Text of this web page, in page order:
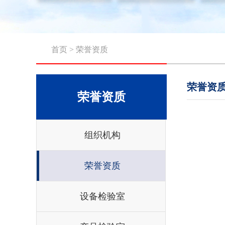
首页 > 荣誉资质
荣誉资质
组织机构
荣誉资质
设备检验室
荣誉资